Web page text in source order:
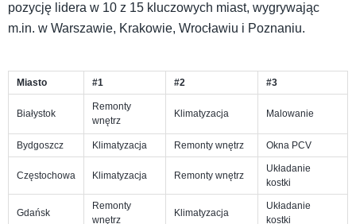
pozycję lidera w 10 z 15 kluczowych miast, wygrywając
m.in. w Warszawie, Krakowie, Wrocławiu i Poznaniu.
Miasto #1 #2 #3
Białystok
Remonty
wnętrz
Klimatyzacja Malowanie
Bydgoszcz Klimatyzacja Remonty wnętrz Okna PCV
Częstochowa Klimatyzacja Remonty wnętrz
Układanie
kostki
Gdańsk
Remonty
wnętrz
Klimatyzacja
Układanie
kostki